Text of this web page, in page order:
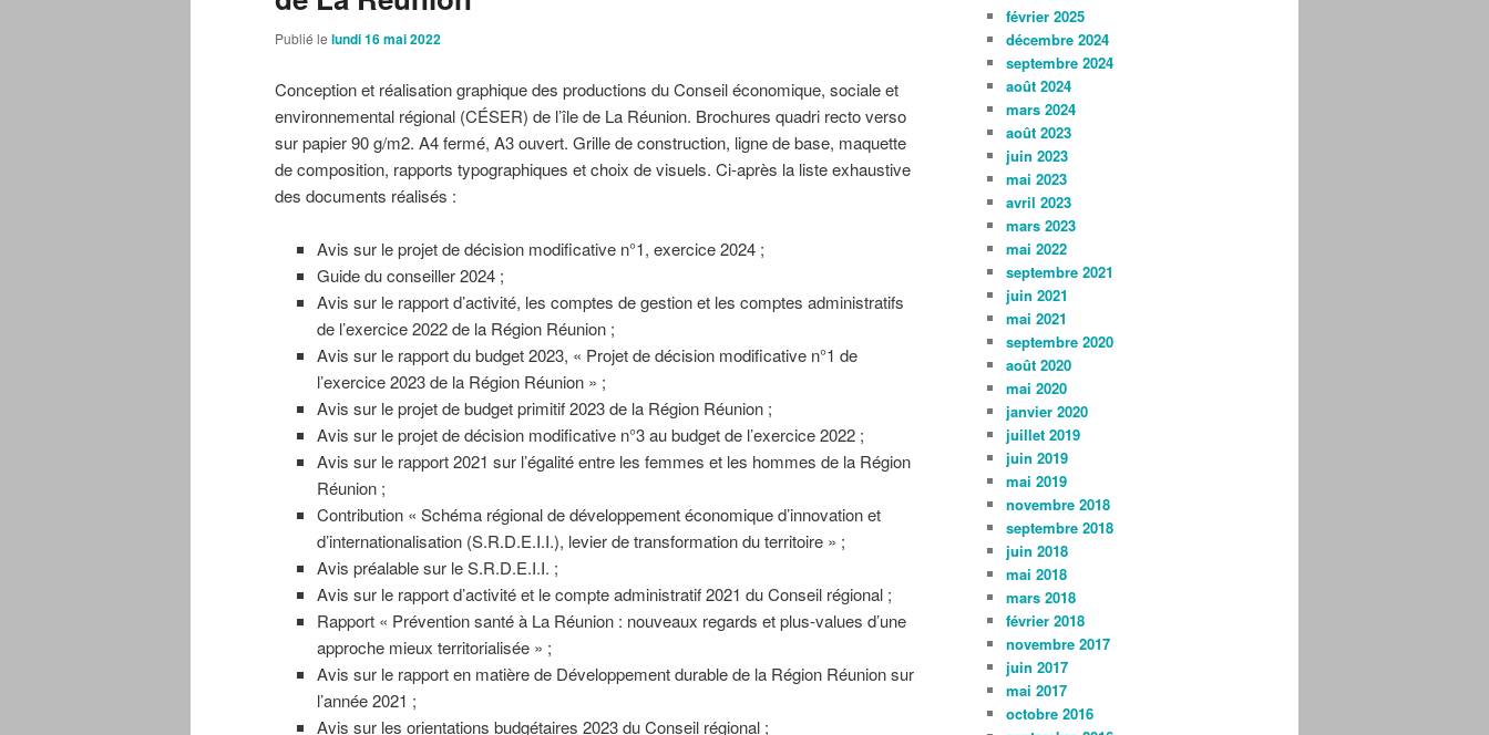
Publié le lundi 16 mai 2022
Conception et réalisation graphique des productions du Conseil économique, sociale et
environnemental régional (CÉSER) de l’île de La Réunion. Brochures quadri recto verso
sur papier 90 g/m2. A4 fermé, A3 ouvert. Grille de construction, ligne de base, maquette
de composition, rapports typographiques et choix de visuels. Ci-après la liste exhaustive
des documents réalisés :
Avis sur le projet de décision modificative n°1, exercice 2024 ;
Guide du conseiller 2024 ;
Avis sur le rapport d’activité, les comptes de gestion et les comptes administratifs
de l’exercice 2022 de la Région Réunion ;
Avis sur le rapport du budget 2023, « Projet de décision modificative n°1 de
l’exercice 2023 de la Région Réunion » ;
Avis sur le projet de budget primitif 2023 de la Région Réunion ;
Avis sur le projet de décision modificative n°3 au budget de l’exercice 2022 ;
Avis sur le rapport 2021 sur l’égalité entre les femmes et les hommes de la Région
Réunion ;
Contribution « Schéma régional de développement économique d’innovation et
d’internationalisation (S.R.D.E.I.I.), levier de transformation du territoire » ;
Avis préalable sur le S.R.D.E.I.I. ;
Avis sur le rapport d’activité et le compte administratif 2021 du Conseil régional ;
Rapport « Prévention santé à La Réunion : nouveaux regards et plus-values d’une
approche mieux territorialisée » ;
Avis sur le rapport en matière de Développement durable de la Région Réunion sur
l’année 2021 ;
Avis sur les orientations budgétaires 2023 du Conseil régional ;
février 2025
décembre 2024
septembre 2024
août 2024
mars 2024
août 2023
juin 2023
mai 2023
avril 2023
mars 2023
mai 2022
septembre 2021
juin 2021
mai 2021
septembre 2020
août 2020
mai 2020
janvier 2020
juillet 2019
juin 2019
mai 2019
novembre 2018
septembre 2018
juin 2018
mai 2018
mars 2018
février 2018
novembre 2017
juin 2017
mai 2017
octobre 2016